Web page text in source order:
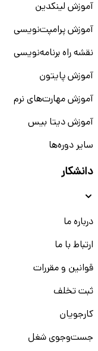
آموزش لینکدین
آموزش پرامپت‌نویسی
نقشه راه برنامه‌نویسی
آموزش پایتون
آموزش مهارت‌های نرم
آموزش دیتا بیس
سایر دوره‌ها
دانشکار
درباره ما
ارتباط با ما
قوانین و مقررات
ثبت تخلف
کارجویان
جست‌و‌جوی شغل